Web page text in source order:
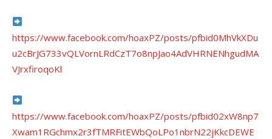
https://www.facebook.com/hoaxPZ/posts/pfbid0MhVkXDu
u2cBrJG733vQLVornLRdCzT7o8npJao4AdVHRNENhgudMA
VJrxfiroqoKl
https://www.facebook.com/hoaxPZ/posts/pfbid02xW8np7
Xwam1RGchmx2r3fTMRFitEWbQoLPo1nbrN22jKkcDEWE